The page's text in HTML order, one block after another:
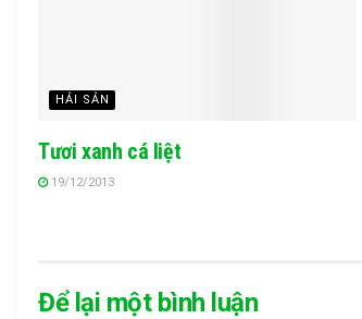
HẢI SẢN
Tươi xanh cá liệt
19/12/2013
Để lại một bình luận